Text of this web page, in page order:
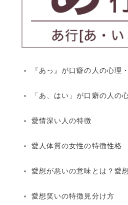
『あっ』が口癖の人の心理
「あ、はい」が口癖の人の
愛情深い人の特徴
愛人体質の女性の特徴性格
愛想が悪いの意味とは？愛
愛想笑いの特徴見分け方